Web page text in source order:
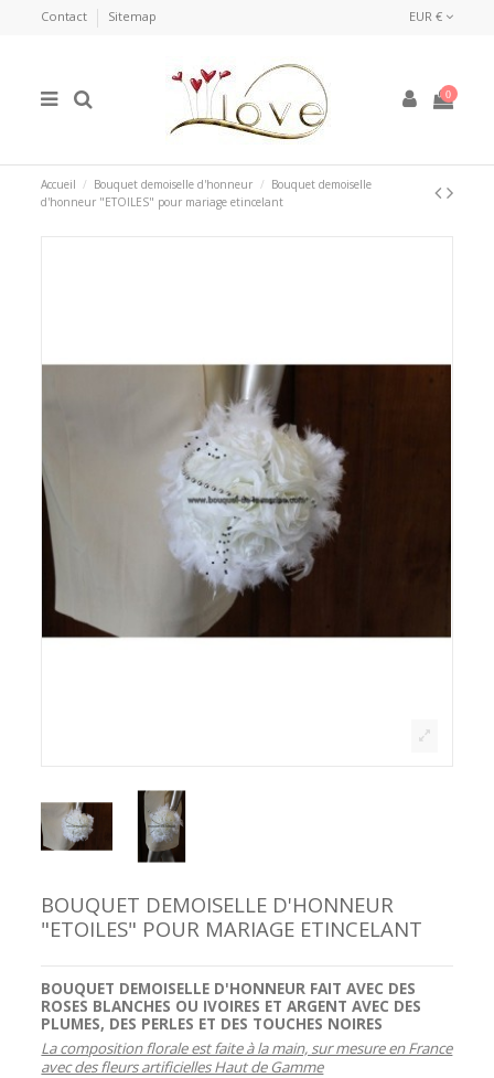
Contact Sitemap EUR €
0
Accueil Bouquet demoiselle d'honneur
Bouquet demoiselle
d'honneur "ETOILES" pour mariage etincelant
BOUQUET DEMOISELLE D'HONNEUR
"ETOILES" POUR MARIAGE ETINCELANT
BOUQUET DEMOISELLE D'HONNEUR FAIT AVEC DES
ROSES BLANCHES OU IVOIRES ET ARGENT AVEC DES
PLUMES, DES PERLES ET DES TOUCHES NOIRES
La composition florale est faite à la main, sur mesure en France
avec des fleurs artificielles Haut de Gamme